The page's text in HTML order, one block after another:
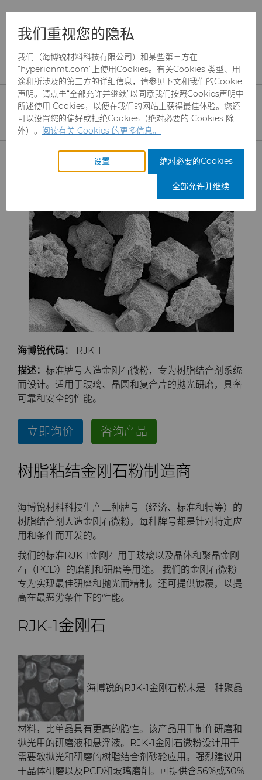
;
and information are based on this region.
Close Change region
CBN颗粒
CBN微粉
合成金刚石颗粒
金刚石微粉
制罐模具
冲杯模具解决方案
拉伸模具解决方案
缩颈模具解决方案
硬质合金棒料
高性能硬质合金棒料
专用硬质合金棒料
硬质合金轧辊
硬质合金辊环
Custom Cutting Tools
金刚石研磨膏
研磨液和悬浮液
Hyperion金刚石研磨液
流体处理
流体端部件
食品加工零部件
喷涂与点胶零部件
成形模具
成形模具坯料
粉末冶金压制模具
齿轮滚刀坯料
滚刀坯料
Skivit™强力刮齿刀坯料
刀片坯料
Directional Drilling Tools
Well Completion & Fracking
Flow Control Valve Trim
PCBN
BZN™ Compacts产品
超厚BZN™
PCD
Compax™ PCD工具坯料
P系列PCD
U系列PCD
RTP粉末
非标牌号
标准牌号
旋转切刀
卫生用品旋转切割解决方案
旋转切刀拓展设计
旋转切刀服务与支持
锯片刀头和坯料
金属切削锯片刀头
硬质合金长条片坯料
耐磨件
冷成型模具
电子封装连接工具
拉丝模
更多拉丝模坯料
航空航天
汽车
电子
能源与自然资源
食品与饮料
通用制造
卫生
医疗
炼钢
工具制造
服务
刀具制造商解决方案
工程解决方案
服务车间
增材制造
资源
资料库
材料
证书和数据表
材料分析实验室
QEHS政策
研发
公司
关于我们
活动
公司管理
新闻
Supply Chain
联系我们
销售办事处
安全数据表
树脂结合剂微粉标准牌号
树脂结合剂 标准牌号金刚
石微粉
海博锐代码：
RJK-1
描述： 标准牌号人造金刚石微粉，专为树脂结合剂系统
而设计。适用于玻璃、晶圆和复合片的抛光研磨，具备
可靠和安全的性能。
立即询价 咨询产品
树脂粘结金刚石粉制造商
海博锐材料科技生产三种牌号（经济、标准和特等）的
树脂结合剂人造金刚石微粉，每种牌号都是针对特定应
用和条件而开发的。
我们的标准RJK-1金刚石用于玻璃以及晶体和聚晶金刚
石（PCD）的磨削和研磨等用途。 我们的金刚石微粉
专为实现最佳研磨和抛光而精制。还可提供镀覆，以提
高在最恶劣条件下的性能。
RJK-1金刚石
海博锐的RJK-1金刚石粉末是一种聚晶
材料，比单晶具有更高的脆性。该产品用于制作研磨和
抛光用的研磨液和悬浮液。RJK-1金刚石微粉设计用于
需要软抛光和研磨的树脂结合剂砂轮应用。强烈建议用
于晶体研磨以及PCD和玻璃磨削。可提供含56%或30%
我们重视您的隐私
我们（海博锐材料科技有限公司）和某些第三方在
“hyperionmt.com”上使用Cookies。有关Cookies 类型、用
途和所涉及的第三方的详细信息，请参见下文和我们的Cookie
声明。请点击“全部允许并继续”以同意我们按照Cookies声明中
所述使用 Cookies，以便在我们的网站上获得最佳体验。您还
可以设置您的偏好或拒绝Cookies（绝对必要的 Cookies 除
外）。 阅读有关 Cookies 的更多信息。
设置 绝对必要的Cookies
全部允许并继续